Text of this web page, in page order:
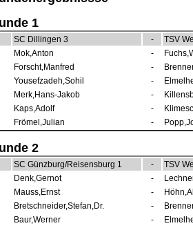
1
SC Dillingen 3 -
TSV
Mok,Anton -
Forscht,Manfred -
Yousefzadeh,Sohil -
Merk,Hans-Jakob -
Kaps,Adolf -
Frömel,Julian -
2
SC Günzburg/Reisensburg 1 -
TSV
Denk,Gernot -
Mauss,Ernst -
Bretschneider,Stefan,Dr. -
Baur,Werner -